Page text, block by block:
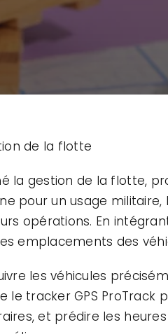
de la flotte
la gestion de la flotte,
pour un usage
opérations. En
emplacements des
les véhicules
le tracker GPS
et prédire les